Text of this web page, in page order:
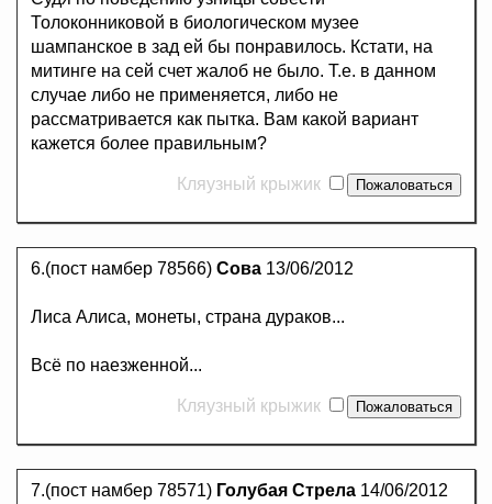
Толоконниковой в биологическом музее
шампанское в зад ей бы понравилось. Кстати, на
митинге на сей счет жалоб не было. Т.е. в данном
случае либо не применяется, либо не
рассматривается как пытка. Вам какой вариант
кажется более правильным?
Кляузный крыжик
6.(пост намбер 78566) Сова 13/06/2012
Лиса Алиса, монеты, страна дураков...
Всё по наезженной...
Кляузный крыжик
7.(пост намбер 78571) Голубая Стрела 14/06/2012